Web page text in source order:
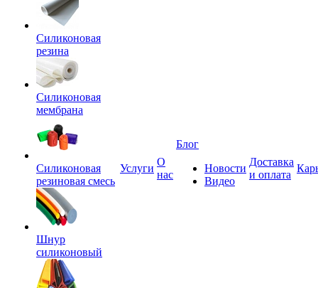
Силиконовая
резина
Силиконовая
мембрана
Силиконовая
резиновая смесь
Шнур
силиконовый
Услуги
О
нас
Блог
Новости
Видео
Доставка
и оплата